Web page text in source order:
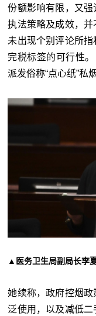
份额影响有限，又
执法策略及成效，
未出现个别评论所
完税标签的可行性
派发俗称“点心纸”私
▲医务卫生局副局长李夏
她续称，政府控烟
泛使用，以及减低